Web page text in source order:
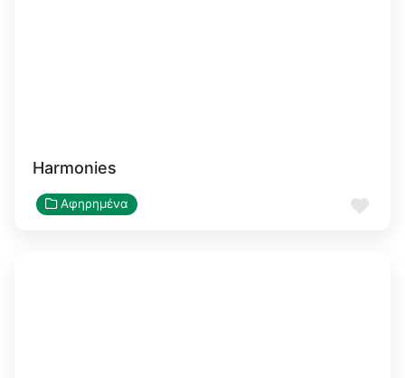
Harmonies
Αφηρημένα